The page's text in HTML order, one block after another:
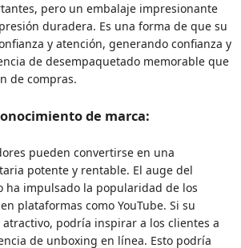
pero un embalaje impresionante
duradera. Es una forma de que su
y atención, generando confianza y
de desempaquetado memorable que
de compras.
de marca:
pueden convertirse en una
potente y rentable. El auge del
ha impulsado la popularidad de los
plataformas como YouTube. Si su
podría inspirar a los clientes a
de unboxing en línea. Esto podría